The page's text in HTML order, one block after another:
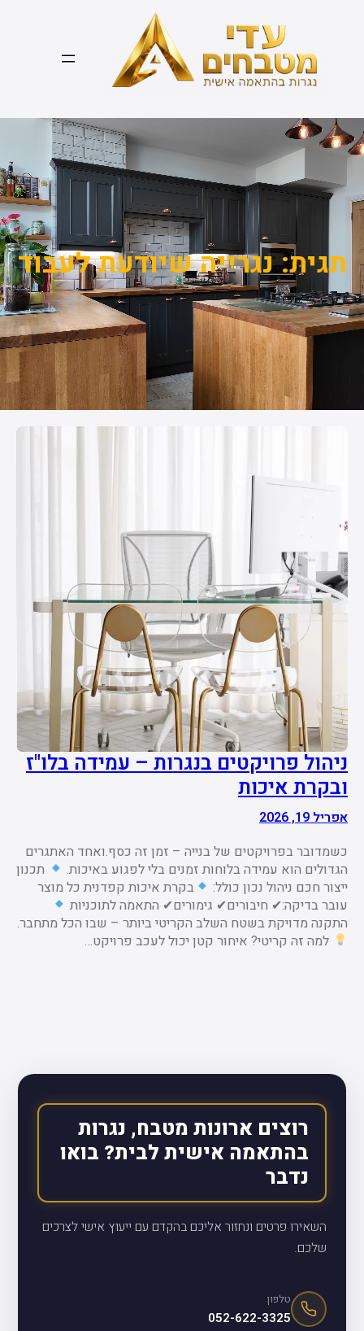
תגית:נגרייה שיודעת לעבוד
ניהול פרויקטים בנגרות – עמידה בלו"ז
ובקרת איכות
אפריל 19, 2026
כשמדובר בפרויקטים של בנייה – זמן זה כסף.ואחד האתגרים
הגדולים הוא עמידה בלוחות זמנים בלי לפגוע באיכות.
תכנון
ייצור חכם ניהול נכון כולל:
בקרת איכות קפדנית כל מוצר
עובר בדיקה:✔ חיבורים✔ גימורים✔ התאמה לתוכניות
התקנה מדויקת בשטח השלב הקריטי ביותר – שבו הכל מתחבר.
למה זה קריטי? איחור קטן יכול לעכב פרויקט…
רוצים ארונות מטבח, נגרות
בהתאמה אישית לבית? בואו
נדבר
השאירו פרטים ונחזור אליכם בהקדם עם ייעוץ אישי לצרכים
שלכם.
טלפון
052-622-3325